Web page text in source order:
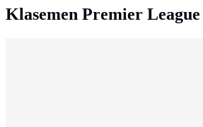
Klasemen Premier League